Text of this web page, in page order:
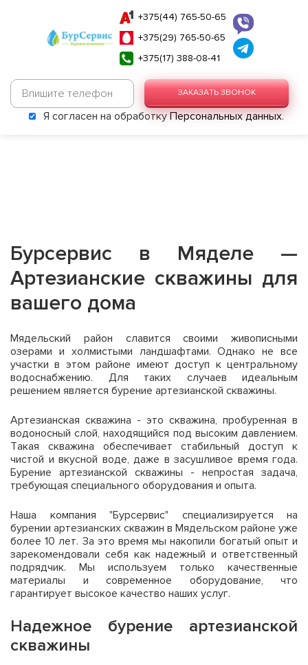
+375(44) 765-50-65
+375(29) 765-50-65
+375(17) 388-08-41
ЗАКАЗАТЬ ЗВОНОК
Я согласен на обработкуПерсональных данных.
Бурсервис в Мяделе —
Артезианские скважины для
вашего дома
Мядельский район славится своими живописными
озерами и холмистыми ландшафтами. Однако не все
участки в этом районе имеют доступ к центральному
водоснабжению. Для таких случаев идеальным
решением является бурение артезианской скважины.
Артезианская скважина - это скважина, пробуренная в
водоносный слой, находящийся под высоким давлением.
Такая скважина обеспечивает стабильный доступ к
чистой и вкусной воде, даже в засушливое время года.
Бурение артезианской скважины - непростая задача,
требующая специального оборудования и опыта.
Наша компания "Бурсервис" специализируется на
бурении артезианских скважин в Мядельском районе уже
более 10 лет. За это время мы накопили богатый опыт и
зарекомендовали себя как надежный и ответственный
подрядчик. Мы используем только качественные
материалы и современное оборудование, что
гарантирует высокое качество наших услуг.
Надежное бурение артезианской
скважины